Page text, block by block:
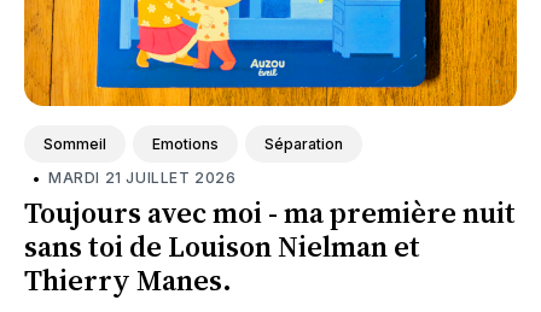
Sommeil Emotions Séparation
• MARDI 21 JUILLET 2026
Toujours avec moi - ma première nuit
sans toi de Louison Nielman et
Thierry Manes.